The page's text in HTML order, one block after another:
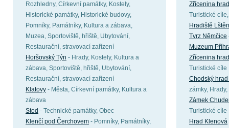
Rozhledny, Církevní památky, Kostely,
Historické památky, Historické budovy,
Pomníky, Památníky, Kultura a zábava,
Muzea, Sportoviště, hřiště, Ubytování,
Restaurační, stravovací zařízení
Horšovský Týn - Hrady, Kostely, Kultura a
zábava, Sportoviště, hřiště, Ubytování,
Restaurační, stravovací zařízení
Klatovy - Města, Církevní památky, Kultura a
zábava
Stod - Technické památky, Obec
Klenčí pod Čerchovem - Pomníky, Památníky,
Zřícenina
Turistické
Hradiště
Tvrz Němčice
Muzeum
Zřícenina
Turistické cíle
Chodský
zámky,
Zámek
Turistické cíle
Hrad Klenová